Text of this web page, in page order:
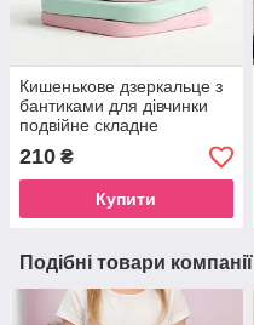
Кишенькове дзеркальце з
бантиками для дівчинки
подвійне складне
компактне для сумочки
210 ₴
Купити
Подібні товари компанії